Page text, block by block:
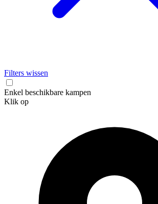
Filters wissen
Enkel beschikbare kampen
Klik op